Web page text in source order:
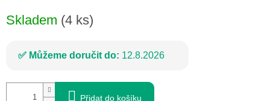
Skladem (4 ks)
Můžeme doručit do: 12.8.2026
Přidat do košíku